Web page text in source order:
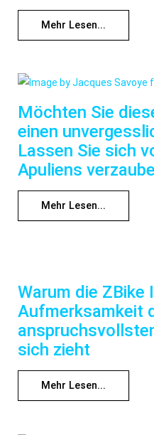
Mehr Lesen...
Möchten Sie
einen
Lassen Sie sich
Apuliens
Mehr Lesen...
Warum die ZBike
Aufmerksamkeit
sich zieht
Mehr Lesen...